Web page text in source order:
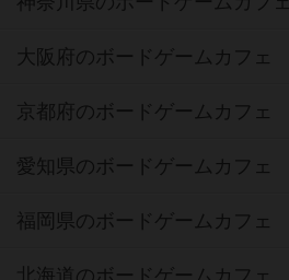
大阪府のボードゲームカフェ
京都府のボードゲームカフェ
愛知県のボードゲームカフェ
福岡県のボードゲームカフェ
北海道のボードゲームカフェ